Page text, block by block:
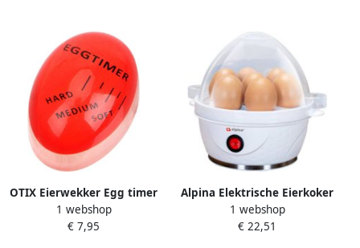
OTIX Eierwekker Egg timer
Makkelijk eieren koken
Rood 6x4.5x3 cm Kunststof
1 webshop
€ 7,95
Alpina Elektrische Eierkoker
Voor 7 Eieren Incl.
Maatbeker Eierrek en
1 webshop
€ 22,51